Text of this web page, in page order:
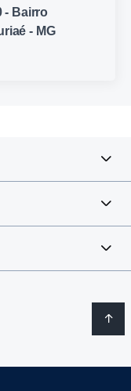
- Bairro
- MG